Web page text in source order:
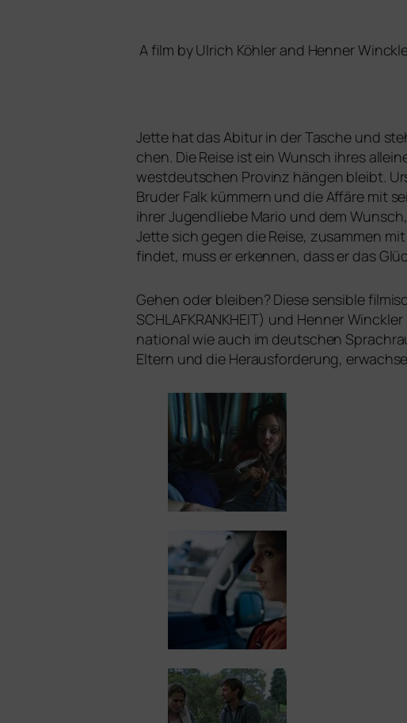
A film by Ulrich Köhler and Henner
Jette hat das Abitur in der Tasche und
chen. Die Reise ist ein Wunsch ihres
west­deut­schen Provinz hän­gen bleibt.
Bruder Falk küm­mern und die Affäre mit
ihrer Jugendliebe Mario und dem
Jette sich gegen die Reise, zusam­men
fin­det, muss er erken­nen, dass er das
Gehen oder blei­ben? Diese sen­si­ble
SCHLAFKRANKHEIT) und Henner Winckler
na­tio­nal wie auch im deut­schen
Eltern und die Herausforderung,